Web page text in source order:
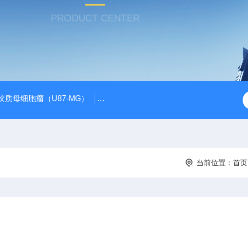
PRODUCT CENTER
质母细胞瘤（U87-MG） atcc人正常膀胱上皮细胞（SV-HUC-1）
当前位置： 首页